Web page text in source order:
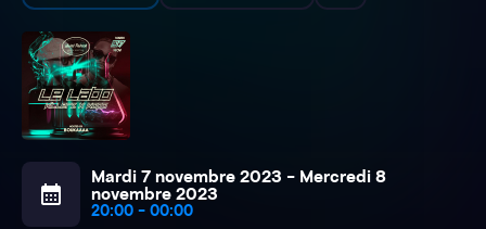
calendar_month
Mardi 7 novembre 2023 - Mercredi 8
novembre 2023
20:00 - 00:00